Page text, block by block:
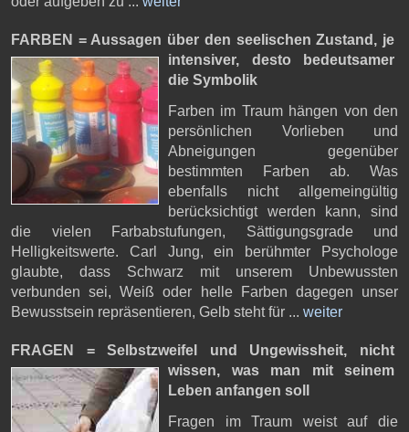
FARBEN = Aussagen über den seelischen Zustand, je
intensiver, desto bedeutsamer
die Symbolik
Farben im Traum hängen von den
persönlichen Vorlieben und
Abneigungen gegenüber
bestimmten Farben ab. Was
ebenfalls nicht allgemeingültig
berücksichtigt werden kann, sind
die vielen Farbabstufungen, Sättigungsgrade und
Helligkeitswerte. Carl Jung, ein berühmter Psychologe
glaubte, dass Schwarz mit unserem Unbewussten
verbunden sei, Weiß oder helle Farben dagegen unser
Bewusstsein repräsentieren, Gelb steht für ... weiter
FRAGEN = Selbstzweifel und Ungewissheit, nicht
wissen, was man mit seinem
Leben anfangen soll
Fragen im Traum weist auf die